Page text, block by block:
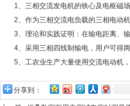
1、三相交流发电机的铁心及电枢磁场
2、作为三相交流电负载的三相电动机
3、理论和实践证明：在输电距离、输
4、采用三相四线制输电，用户可得两
5、工农业生产大量使用交流电动机，
分享到：